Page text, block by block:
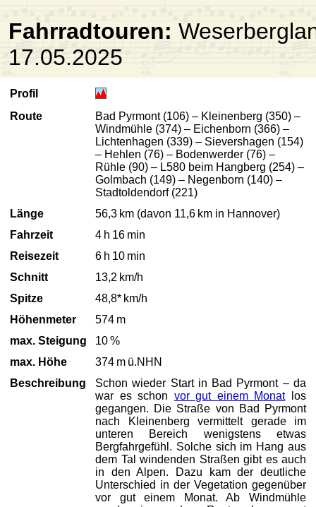
Fahrradtouren:
17.05.2025
Profil
Route
Bad Pyrmont (106) – Kleinenberg (350) –
Windmühle (374) – Eichenborn (366) –
Lichtenhagen (339) – Sievershagen (154)
– Hehlen (76) – Bodenwerder (76) –
Rühle (90) – L580 beim Hangberg (254) –
Golmbach (149) – Negenborn (140) –
Stadtoldendorf (221)
Länge
56,3 km (davon 11,6 km in Hannover)
Fahrzeit
4 h 16 min
Reisezeit
6 h 10 min
Schnitt
13,2 km/h
Spitze
48,8* km/h
Höhenmeter
574 m
max. Steigung
10 %
max. Höhe
374 m ü.NHN
Beschreibung
Schon wieder Start in Bad Pyrmont – da
war es schon vor gut einem Monatlos
gegangen. Die Straße von Bad Pyrmont
nach Kleinenberg vermittelt gerade im
unteren Bereich wenigstens etwas
Bergfahrgefühl. Solche sich im Hang aus
dem Tal windenden Straßen gibt es auch
in den Alpen. Dazu kam der deutliche
Unterschied in der Vegetation gegenüber
vor gut einem Monat. Ab Windmühle